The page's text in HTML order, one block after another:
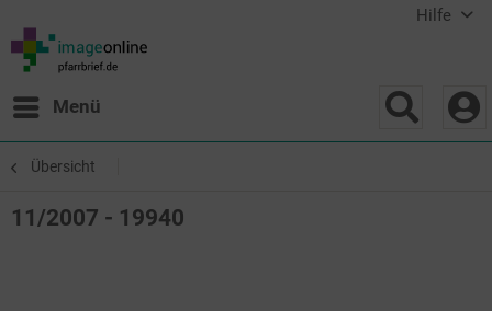
Hilfe
Menü
Übersicht
11/2007 - 19940